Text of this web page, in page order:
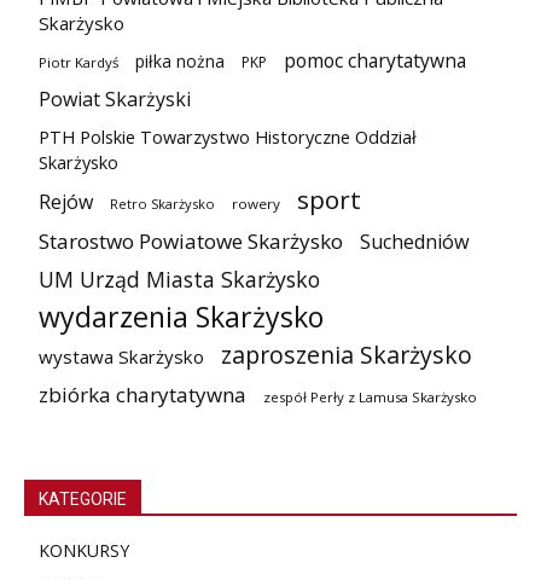
Skarżysko
Piotr Kardyś piłka nożna PKP
pomoc charytatywna
Powiat Skarżyski
PTH Polskie Towarzystwo Historyczne Oddział
Skarżysko
Rejów Retro Skarżysko rowery sport
Starostwo Powiatowe Skarżysko Suchedniów
UM Urząd Miasta Skarżysko
wydarzenia Skarżysko
wystawa Skarżysko zaproszenia Skarżysko
zbiórka charytatywna zespół Perły z Lamusa Skarżysko
KATEGORIE
KONKURSY